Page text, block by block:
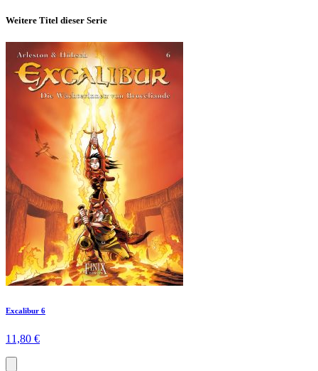
Weitere Titel dieser Serie
Excalibur 6
11,80 €